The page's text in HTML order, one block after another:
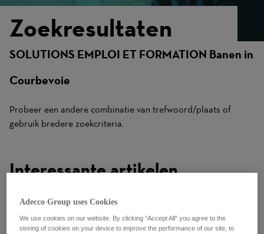
Zoekresultaten
SOLUTIONS EMPLOI ET FORMATION Banen in
Courbevoie
Probeer een andere combinatie van trefwoord/plaats of
gebruik bredere zoekcriteria.
Interessante artikelen
Adecco Group uses Cookies
We use cookies on our website. By clicking “Accept All” you agree to the
storing of cookies on your device to improve the performance of our site, to